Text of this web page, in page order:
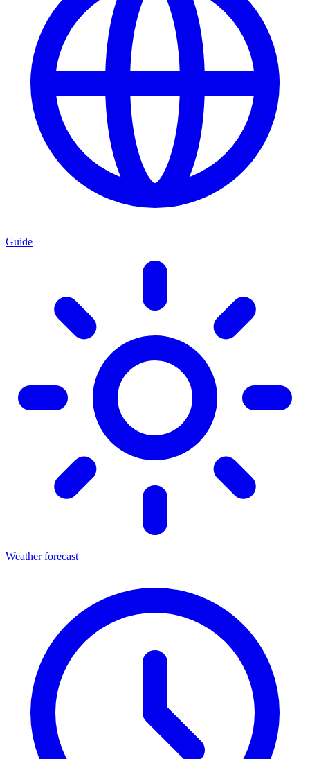
Guide
Weather forecast